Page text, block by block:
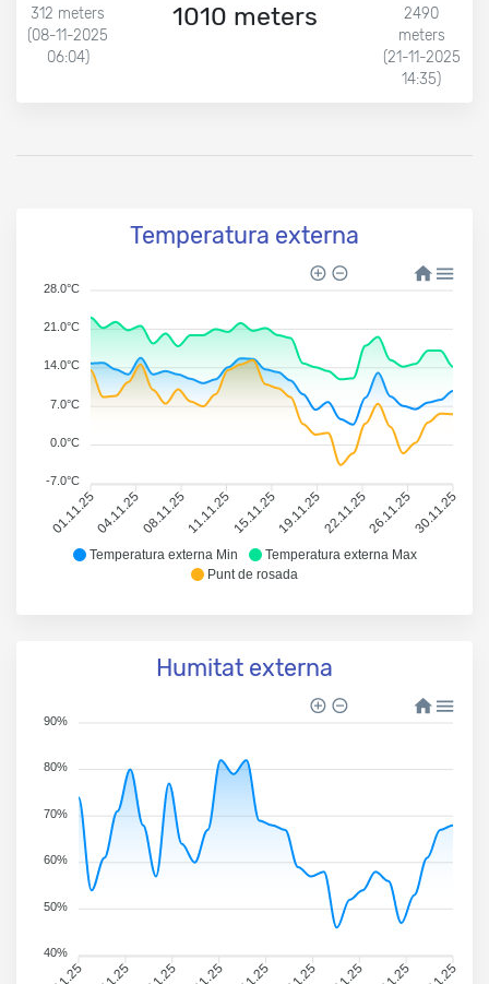
312 meters
(08-11-2025
06:04)
1010 meters
2490
meters
(21-11-2025
14:35)
Temperatura externa
Temperatura externa Min
Temperatura externa Max
Punt de rosada
01.11.2504.11.2508.11.2511.11.2515.11.2519.11.2522.11.2526.11.2530.11.25
28.0°C
21.0°C
14.0°C
7.0°C
0.0°C
-7.0°C
Humitat externa
90%
80%
70%
60%
50%
40%